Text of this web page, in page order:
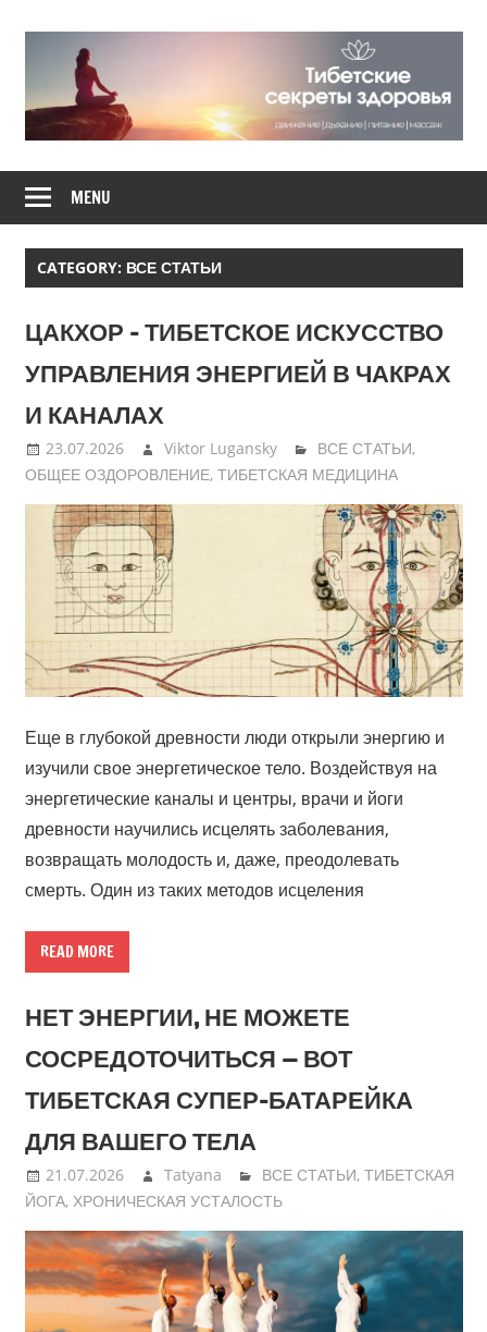
ТИБЕТСКИЕ
СЕКРЕТЫ
ЗДОРОВЬЯ
дыхание,
питание,
MENU
CATEGORY: ВСЕ СТАТЬИ
ЦАКХОР – ТИБЕТСКОЕ ИСКУССТВО
УПРАВЛЕНИЯ ЭНЕРГИЕЙ В ЧАКРАХ
И КАНАЛАХ
23.07.2026 Viktor Lugansky ВСЕ СТАТЬИ,
ОБЩЕЕ ОЗДОРОВЛЕНИЕ, ТИБЕТСКАЯ МЕДИЦИНА
Еще в глубокой древности люди открыли энергию и
изучили свое энергетическое тело. Воздействуя на
энергетические каналы и центры, врачи и йоги
древности научились исцелять заболевания,
возвращать молодость и, даже, преодолевать
смерть. Один из таких методов исцеления
READ MORE
НЕТ ЭНЕРГИИ, НЕ МОЖЕТЕ
СОСРЕДОТОЧИТЬСЯ — ВОТ
ТИБЕТСКАЯ СУПЕР-БАТАРЕЙКА
ДЛЯ ВАШЕГО ТЕЛА
21.07.2026 Tatyana ВСЕ СТАТЬИ,ТИБЕТСКАЯ
ЙОГА, ХРОНИЧЕСКАЯ УСТАЛОСТЬ